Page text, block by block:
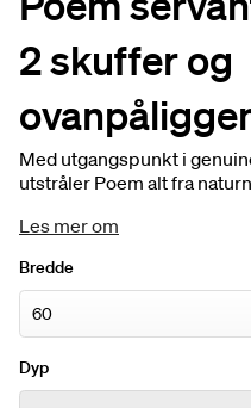
2 skuffer og
Med utgangspunkt i
utstråler Poem alt fra
bredder, fem ulike farger
ditt personlige preg.
Les mer om
Bredde
Dyp